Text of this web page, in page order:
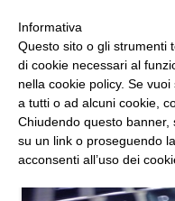
Vai
al
contenuto
Studio
Perizie Informatiche
MENU
Informativa
Questo sito o gli strumenti
di cookie necessari al
nella cookie policy. Se
a tutti o ad alcuni cookie,
Chiudendo questo
su un link o proseguendo
acconsenti all’uso dei